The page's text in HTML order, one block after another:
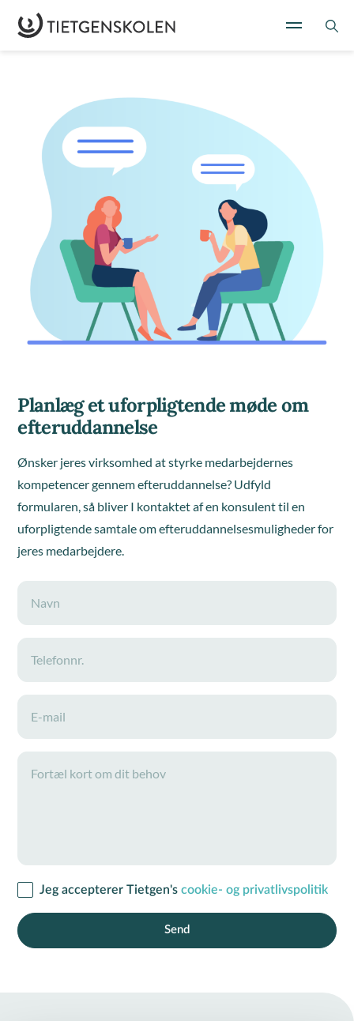
Planlæg et uforpligtende møde om
efteruddannelse
Ønsker jeres virksomhed at styrke medarbejdernes
kompetencer gennem efteruddannelse? Udfyld
formularen, så bliver I kontaktet af en konsulent til en
uforpligtende samtale om efteruddannelsesmuligheder for
jeres medarbejdere.
Jeg accepterer Tietgen'scookie- og privatlivspolitik